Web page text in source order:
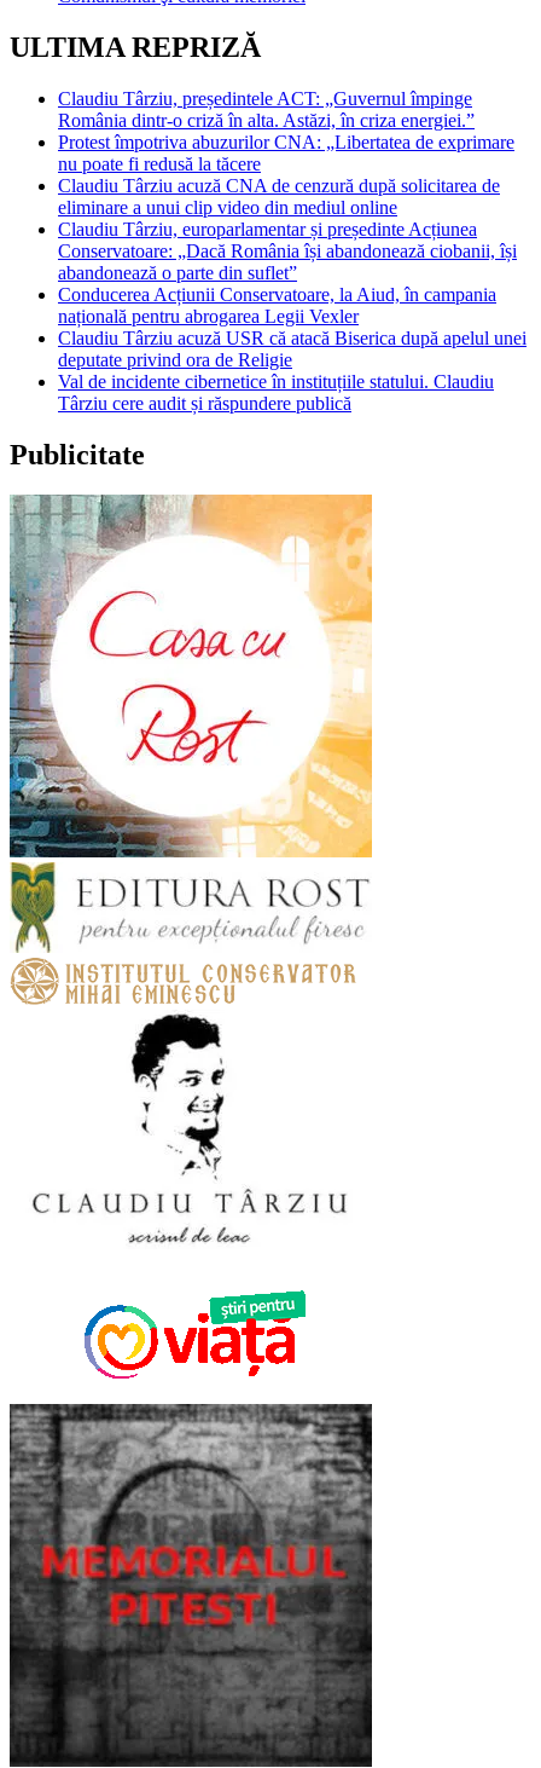
ULTIMA REPRIZĂ
Claudiu Târziu, președintele ACT: „Guvernul împinge
România dintr-o criză în alta. Astăzi, în criza energiei.”
Protest împotriva abuzurilor CNA: „Libertatea de exprimare
nu poate fi redusă la tăcere
Claudiu Târziu acuză CNA de cenzură după solicitarea de
eliminare a unui clip video din mediul online
Claudiu Târziu, europarlamentar și președinte Acțiunea
Conservatoare: „Dacă România își abandonează ciobanii, își
abandonează o parte din suflet”
Conducerea Acțiunii Conservatoare, la Aiud, în campania
națională pentru abrogarea Legii Vexler
Claudiu Târziu acuză USR că atacă Biserica după apelul unei
deputate privind ora de Religie
Val de incidente cibernetice în instituțiile statului. Claudiu
Târziu cere audit și răspundere publică
Publicitate